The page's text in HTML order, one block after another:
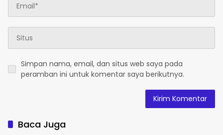
Simpan nama, email, dan situs web saya pada
peramban ini untuk komentar saya berikutnya.
Baca Juga